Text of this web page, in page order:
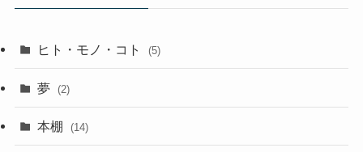
ヒト・モノ・コト (5)
夢 (2)
本棚 (14)